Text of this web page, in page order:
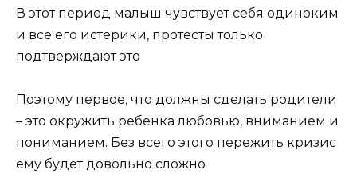
В этот период малыш чувствует себя одиноким
и все его истерики, протесты только
подтверждают это
Поэтому первое, что должны сделать родители
– это окружить ребенка любовью, вниманием и
пониманием. Без всего этого пережить кризис
ему будет довольно сложно